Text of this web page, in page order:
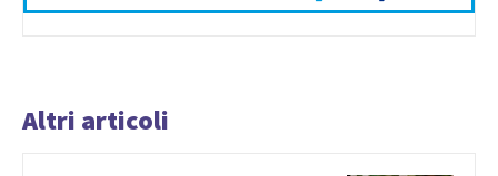
Altri articoli